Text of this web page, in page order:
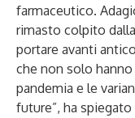
farmaceutico.
rimasto colpito
portare avanti
che non solo
pandemia e le
future”, ha